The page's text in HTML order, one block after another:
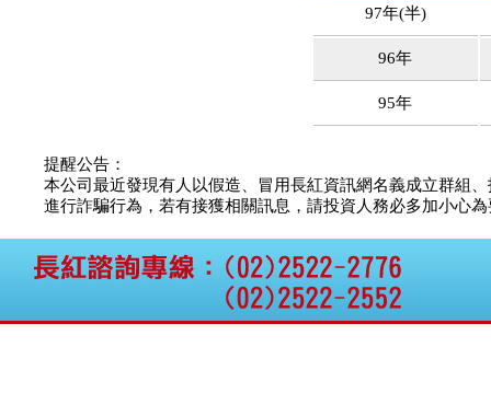
97年(半)
96年
95年
提醒公告：
本公司最近發現有人以假造、冒用長紅資訊網名義成立群組
進行詐騙行為，若有接獲相關訊息，請投資人務必多加小心